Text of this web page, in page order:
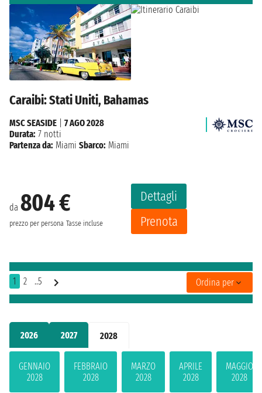
2026 2027 2028
GENNAIO
2028
FEBBRAIO
2028
MARZO
2028
APRILE
2028
MAGGIO
2028
Caraibi: Stati Uniti, Bahamas
da 804 €
prezzo per persona Tasse incluse
Dettagli
Prenota
MSC SEASIDE
7 AGO 2028
Durata: 7 notti
Partenza da: Miami Sbarco: Miami
1 2 ..5 Ordina per